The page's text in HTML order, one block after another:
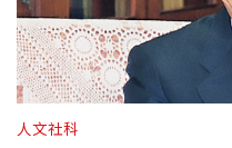
人文社科